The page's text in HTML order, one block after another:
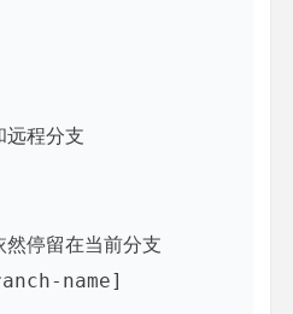
程分支
停留在当前分支
name]